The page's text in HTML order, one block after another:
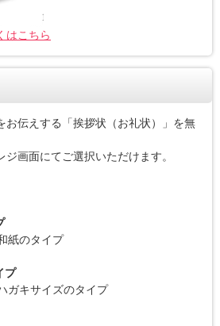
はこちら
お伝えする「挨拶状（お礼状）」を無
画面にてご選択いただけます。
紙のタイプ
プ
ガキサイズのタイプ